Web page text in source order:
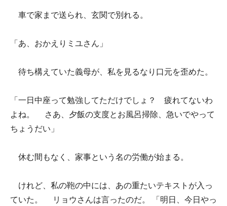
車で家まで送られ、玄関で別れる。
「あ、おかえりミユさん」
待ち構えていた義母が、私を見るなり口元を歪めた。
「一日中座って勉強してただけでしょ？ 疲れてないわ
よね。 さあ、夕飯の支度とお風呂掃除、急いでやって
ちょうだい」
休む間もなく、家事という名の労働が始まる。
けれど、私の鞄の中には、あの重たいテキストが入っ
ていた。 リョウさんは言ったのだ。 「明日、今日やっ